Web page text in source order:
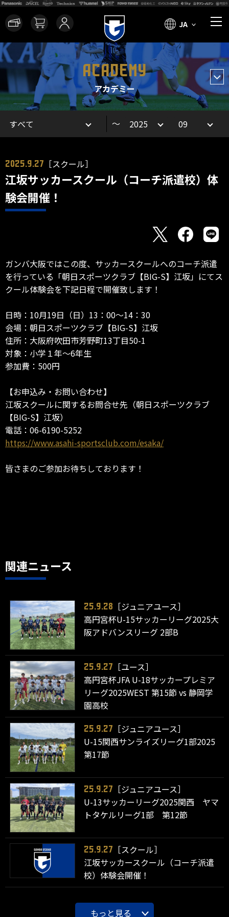
JA
ACADEMY
アカデミー
～
2025.9.27 ［スクール］
江坂サッカースクール（コーチ派遣校）体
験会開催！
ガンバ大阪ではこの度、サッカースクールへのコーチ派遣
を行っている「朝日スポーツクラブ【BIG-S】江坂」にてス
クール体験会を下記日程で開催致します！
日時：10月19日（日）13：00～14：30
会場：朝日スポーツクラブ【BIG-S】江坂
住所：大阪府吹田市芳野町13丁目50-1
対象：小学１年～6年生
参加費：500円
【お申込み・お問い合わせ】
江坂スクールに関するお問合せ先（朝日スポーツクラブ
【BIG-S】江坂）
電話：06-6190-5252
https://www.asahi-sportsclub.com/esaka/
皆さまのご参加お待ちしております！
関連ニュース
25.9.28
［ジュニアユース］
高円宮杯U-15サッカーリーグ2025大
阪アドバンスリーグ 2部B
25.9.27
［ユース］
高円宮杯JFA U-18サッカープレミア
リーグ2025WEST 第15節 vs 静岡学
園高校
25.9.27
［ジュニアユース］
U-15関西サンライズリーグ1部2025
第17節
25.9.27
［ジュニアユース］
U-13サッカーリーグ2025関西 ヤマ
トタケルリーグ1部 第12節
25.9.27
［スクール］
江坂サッカースクール（コーチ派遣
校）体験会開催！
もっと見る